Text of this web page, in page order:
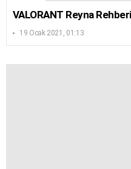
VALORANT Reyna
19 Ocak 2021, 01:13